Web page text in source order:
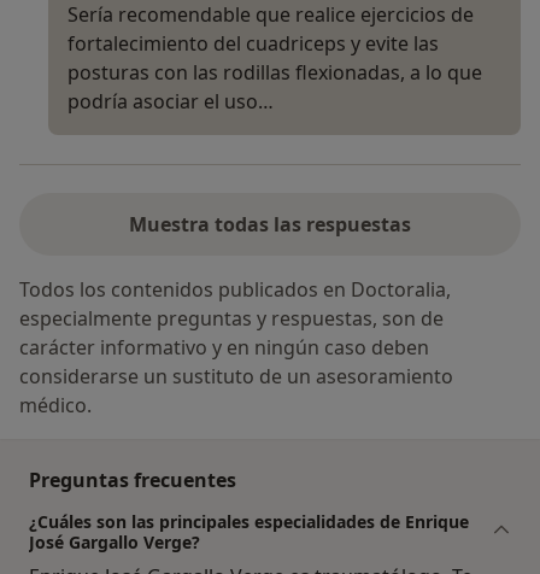
Sería recomendable que realice ejercicios de
fortalecimiento del cuadriceps y evite las
posturas con las rodillas flexionadas, a lo que
podría asociar el uso…
Muestra todas las respuestas
Todos los contenidos publicados en Doctoralia,
especialmente preguntas y respuestas, son de
carácter informativo y en ningún caso deben
considerarse un sustituto de un asesoramiento
médico.
Preguntas frecuentes
¿Cuáles son las principales especialidades de Enrique
José Gargallo Verge?